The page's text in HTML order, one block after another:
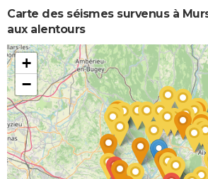
Carte des séismes survenus à
aux alentours
+
−